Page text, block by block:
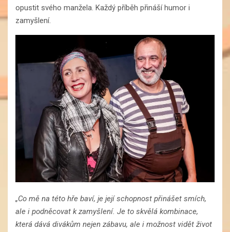
opustit svého manžela. Každý příběh přináší humor i
zamyšlení.
„Co mě na této hře baví, je její schopnost přinášet smích,
ale i podněcovat k zamyšlení. Je to skvělá kombinace,
která dává divákům nejen zábavu, ale i možnost vidět život